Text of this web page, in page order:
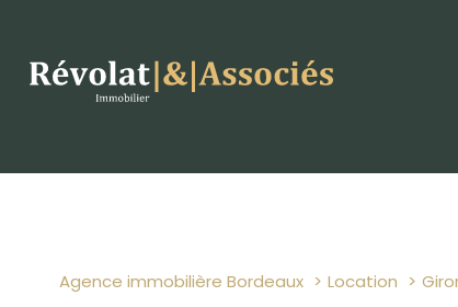
Agence immobilière Bordeaux Location